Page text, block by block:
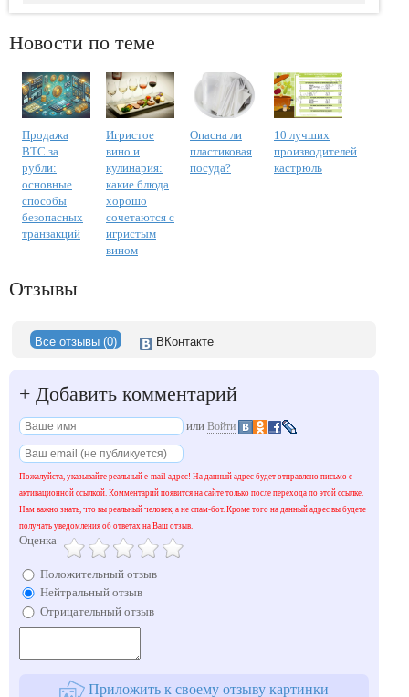
Новости по теме
Продажа
BTC за
рубли:
основные
способы
безопасных
транзакций
Игристое
вино и
кулинария:
какие блюда
хорошо
сочетаются с
игристым
вином
Опасна ли
пластиковая
посуда?
10 лучших
производителей
кастрюль
Отзывы
Все отзывы (0) ВКонтакте
+ Добавить комментарий
или Войти
Пожалуйста, указывайте реальный e-mail адрес! На данный адрес будет отправлено письмо с
активационной ссылкой. Комментарий появится на сайте только после перехода по этой ссылке.
Нам важно знать, что вы реальный человек, а не спам-бот. Кроме того на данный адрес вы будете
получать уведомления об ответах на Ваш отзыв.
Оценка
Положительный отзыв
Нейтральный отзыв
Отрицательный отзыв
Приложить к своему отзыву картинки